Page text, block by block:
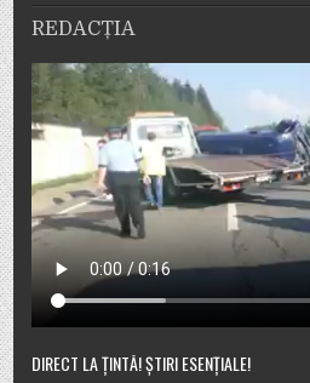
REDACȚIA
DIRECT LA ȚINTĂ! ȘTIRI ESENȚIALE!